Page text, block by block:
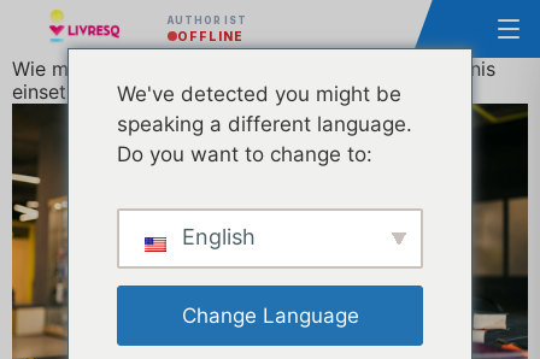
AUTHOR IST
OFFLINE
Wie man GIFs effektiv für ein fesselndes Lernerlebnis
einsetzt
We've detected you might be
speaking a different language.
Do you want to change to:
English
Change Language